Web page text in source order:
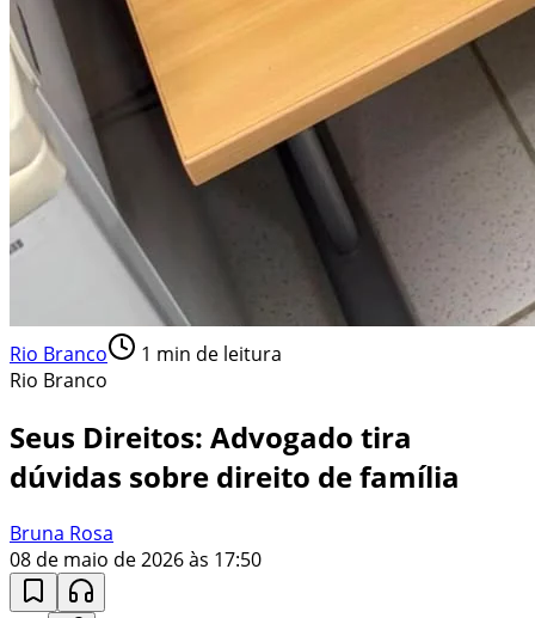
Rio Branco 1 min de leitura
Rio Branco
Seus Direitos: Advogado tira
dúvidas sobre direito de família
Bruna Rosa
08 de maio de 2026 às 17:50